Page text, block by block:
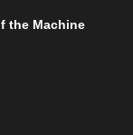
the Machine